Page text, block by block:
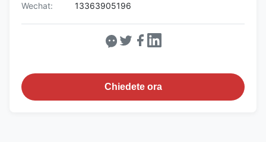
Wechat:
13363905196
Chiedete ora